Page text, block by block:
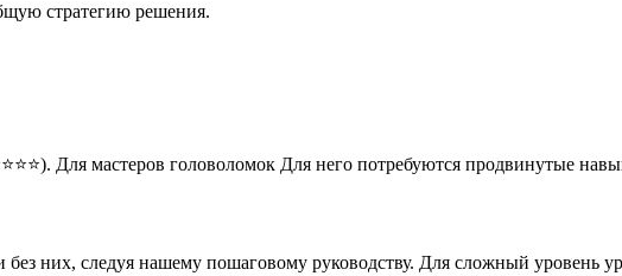
стратегию решения.
Для мастеров головоломок Для него потребуются продвинутые
них, следуя нашему пошаговому руководству. Для сложный уровень